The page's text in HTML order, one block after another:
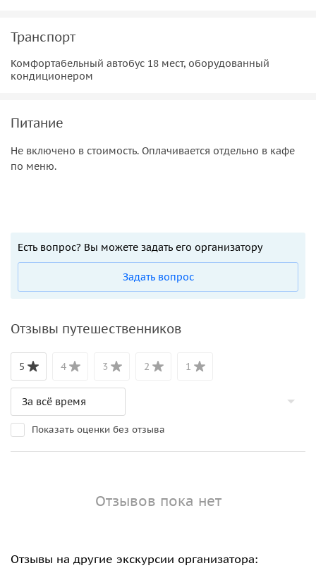
Транспорт
Комфортабельный автобус 18 мест, оборудованный
кондиционером
Питание
Не включено в стоимость. Оплачивается отдельно в кафе
по меню.
Есть вопрос? Вы можете задать его организатору
Задать вопрос
Отзывы путешественников
5 4 3 2 1
Показать оценки без отзыва
Отзывов пока нет
Отзывы на другие экскурсии организатора: